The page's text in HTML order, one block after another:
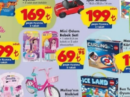
Siirt
Sinop
Sivas
Tekirdağ
Tokat